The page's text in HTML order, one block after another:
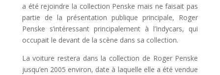
a été rejoindre la collection Penske mais ne faisait pas
partie de la présentation publique principale, Roger
Penske s’intéressant principalement à l’Indycars, qui
occupait le devant de la scène dans sa collection.
La voiture restera dans la collection de Roger Penske
jusqu’en 2005 environ, date à laquelle elle a été vendue